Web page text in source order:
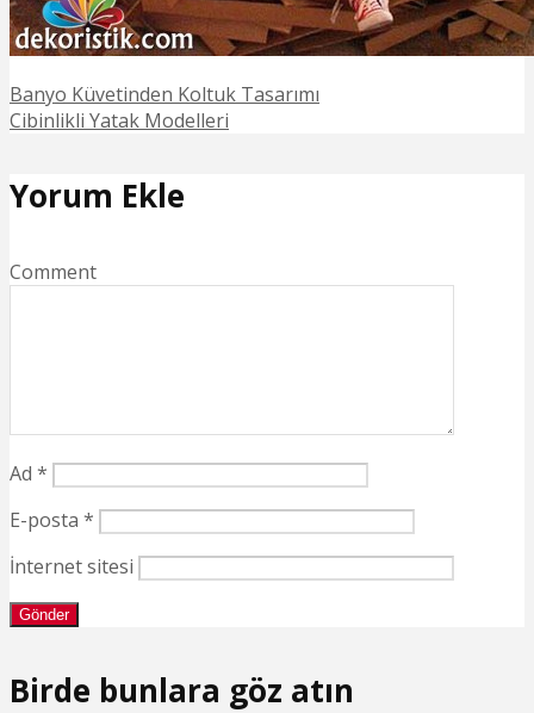
Banyo Küvetinden Koltuk Tasarımı
Cibinlikli Yatak Modelleri
Yorum Ekle
Comment
Ad *
E-posta *
İnternet sitesi
Birde bunlara göz atın